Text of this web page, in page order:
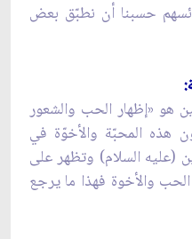
حسبنا أن نطبّق بعض
هو «إظهار الحب والشعور
هذه المحبّة والأخوّة في
(عليه السلام) وتظهر على
والأخوة فهذا ما يرجع